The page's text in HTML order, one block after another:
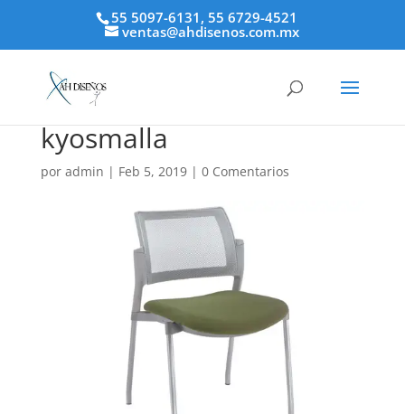
55 5097-6131, 55 6729-4521
ventas@ahdisenos.com.mx
kyosmalla
por admin | Feb 5, 2019| 0 Comentarios